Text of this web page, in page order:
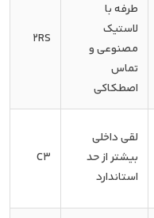
2RS
طرفه با
لاستیک
مصنوعی و
تماس
اصطکاکی
C3
لقی داخلی
بیشتر از حد
استاندارد